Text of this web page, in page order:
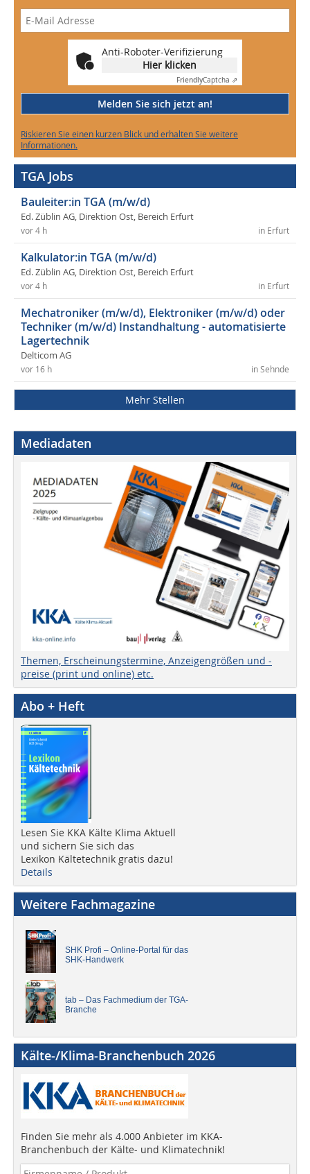
Anti-Roboter-Verifizierung
Hier klicken
FriendlyCaptcha ⇗
Melden Sie sich jetzt an!
Riskieren Sie einen kurzen Blick und erhalten Sie weitere
Informationen.
TGA Jobs
Bauleiter:in TGA (m/w/d)
Ed. Züblin AG, Direktion Ost, Bereich Erfurt
in Erfurt
vor 4 h
Kalkulator:in TGA (m/w/d)
Ed. Züblin AG, Direktion Ost, Bereich Erfurt
in Erfurt
vor 4 h
Mechatroniker (m/w/d), Elektroniker (m/w/d) oder
Techniker (m/w/d) Instandhaltung - automatisierte
Lagertechnik
Delticom AG
in Sehnde
vor 16 h
Mehr Stellen
Mediadaten
Themen, Erscheinungstermine, Anzeigengrößen und -
preise (print und online) etc.
Abo + Heft
Lesen Sie KKA Kälte Klima Aktuell
und sichern Sie sich das
Lexikon Kältetechnik gratis dazu!
Details
Weitere Fachmagazine
SHK Profi – Online-Portal für das
SHK-Handwerk
tab – Das Fachmedium der TGA-
Branche
Kälte-/Klima-Branchenbuch 2026
Finden Sie mehr als 4.000 Anbieter im KKA-
Branchenbuch der Kälte- und Klimatechnik!